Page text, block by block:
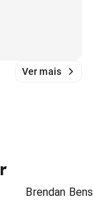
Ver mais
Brendan